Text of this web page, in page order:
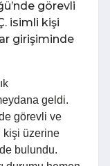
görevli
isimli kişi
girişiminde
geldi.
görevli ve
kişi üzerine
bulundu.